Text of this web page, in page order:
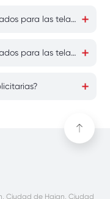
exteriores de larga duración?
exteriores de larga duración?
Ciudad de Haian, Ciudad